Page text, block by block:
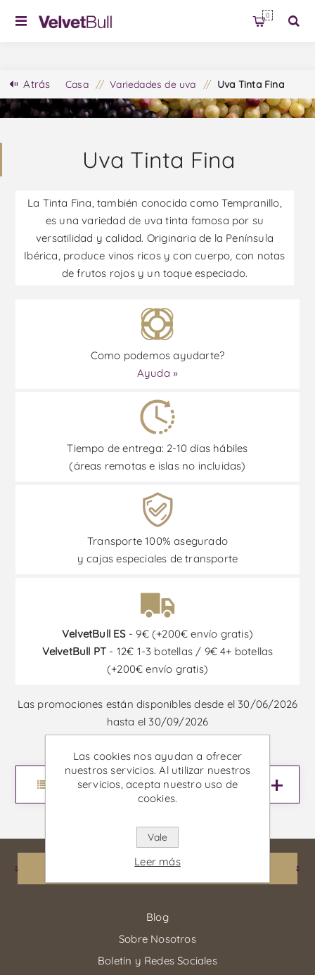
0
Atrás Casa / Variedades de uva / Uva Tinta Fina
Uva Tinta Fina
La Tinta Fina, también conocida como Tempranillo,
es una variedad de uva tinta famosa por su
versatilidad y calidad. Originaria de la Península
Ibérica, produce vinos ricos y con cuerpo, con notas
de frutos rojos y un toque especiado.
Como podemos ayudarte?
Ayuda »
Tiempo de entrega: 2-10 días hábiles
(áreas remotas e islas no incluidas)
Transporte 100% asegurado
y cajas especiales de transporte
VelvetBull ES- 9€ (+200€ envío gratis)
VelvetBull PT - 12€ 1-3 botellas / 9€ 4+ botellas
(+200€ envío gratis)
Las promociones están disponibles desde el 30/06/2026
hasta el 30/09/2026
Menu
Información
Blog
Sobre Nosotros
Boletín y Redes Sociales
Las cookies nos ayudan a ofrecer
nuestros servicios. Al utilizar nuestros
servicios, acepta nuestro uso de
cookies.
Vale
Leer más